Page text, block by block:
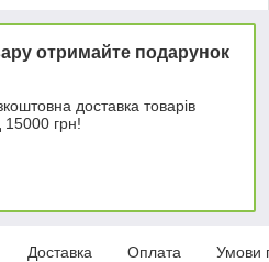
отримайте подарунок
доставка товарів
15000 грн!
Доставка Оплата Умови